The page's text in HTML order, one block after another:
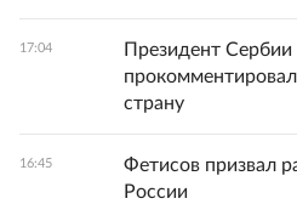
17:04
Президент Сербии
страну
16:45
Фетисов призвал
России